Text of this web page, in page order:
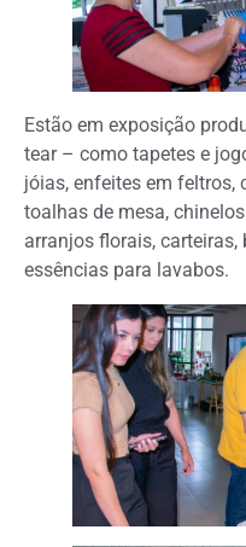
Estão em exposição
tear – como tapetes e
jóias, enfeites em feltros,
toalhas de mesa,
arranjos florais,
essências para lavabos.